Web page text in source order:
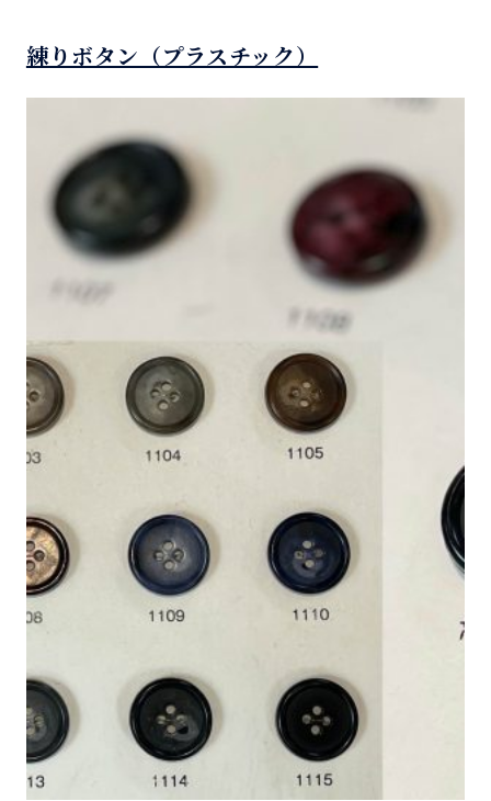
練りボタン（プラスチック）